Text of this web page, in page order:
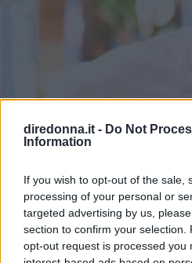
diredonna.it - Do Not
Information
If you wish to opt-out of the sale,
processing of your personal or
targeted advertising by us,
section to confirm your selection.
opt-out request is processed you
Da Masterchef a
fa oggi Michele
Michele Ghedini è diventato il